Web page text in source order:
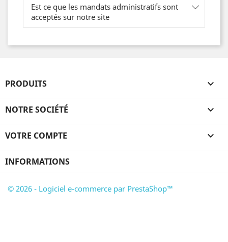
Est ce que les mandats administratifs sont
acceptés sur notre site
PRODUITS 
NOTRE SOCIÉTÉ 
VOTRE COMPTE 
INFORMATIONS
© 2026 - Logiciel e-commerce par PrestaShop™